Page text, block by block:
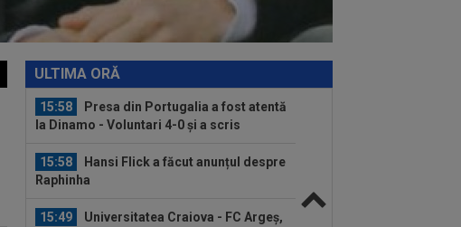
ULTIMA ORĂ
Live Video, 16:30, DGS 1. Echipele | Liga 2,
etapa 2...
Ștefan Târnovanu, după ce l-a scos din lot
15:58
Presa din Portugalia a fost atentă
la Dinamo - Voluntari 4-0 și a scris
15:58
Hansi Flick a făcut anunțul despre
Raphinha
15:49
Universitatea Craiova - FC Argeș,